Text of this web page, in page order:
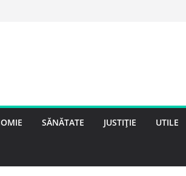
SĂNĂTATE JUSTIȚIE UTILE